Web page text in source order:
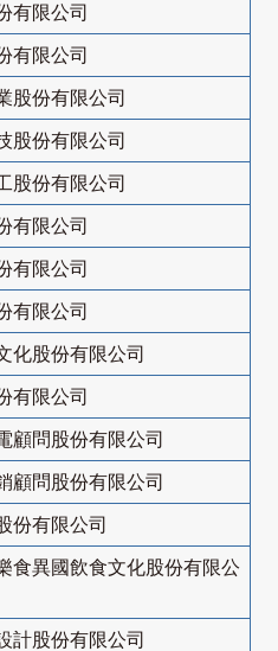
有限公司
有限公司
股份有限公司
股份有限公司
股份有限公司
有限公司
有限公司
有限公司
化股份有限公司
有限公司
顧問股份有限公司
顧問股份有限公司
份有限公司
食異國飲食文化股份有限公
計股份有限公司